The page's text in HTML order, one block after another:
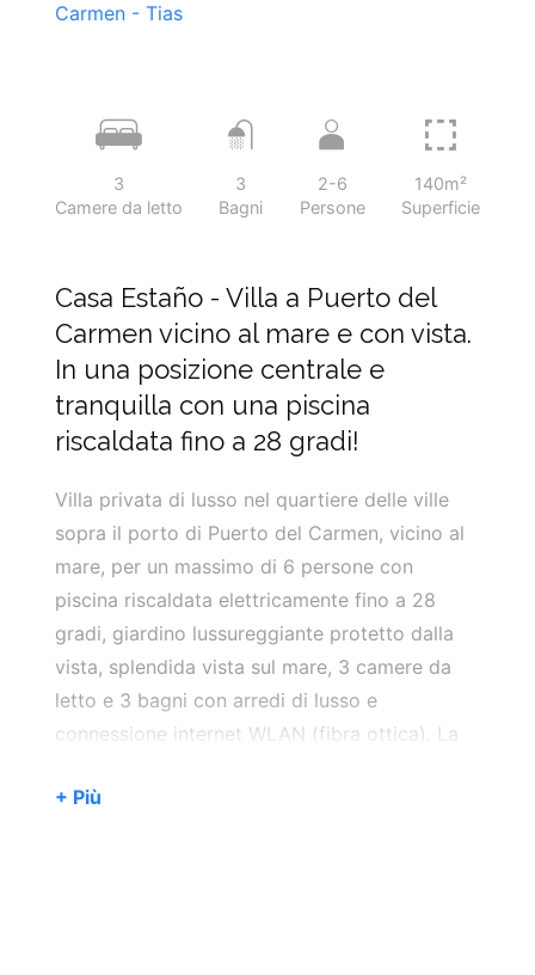
Carmen - Tias
3
Camere da letto
3
Bagni
2-6
Persone
140m²
Superficie
Casa Estaño - Villa a Puerto del
Carmen vicino al mare e con vista.
In una posizione centrale e
tranquilla con una piscina
riscaldata fino a 28 gradi!
Villa privata di lusso nel quartiere delle ville
sopra il porto di Puerto del Carmen, vicino al
mare, per un massimo di 6 persone con
piscina riscaldata elettricamente fino a 28
gradi, giardino lussureggiante protetto dalla
vista, splendida vista sul mare, 3 camere da
letto e 3 bagni con arredi di lusso e
connessione internet WLAN (fibra ottica). La
soggiorno e nelle tre camere da letto
+ Più